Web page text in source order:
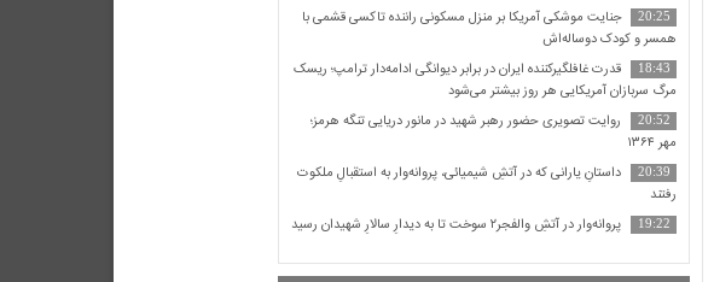
20:25
جنایت موشکی آمریکا بر منزل مسکونی راننده تاکسی قشمی با
همسر و کودک دوساله‌اش
18:43
قدرت غافلگیرکننده ایران در برابر دیوانگی ادامه‌دار ترامپ؛ ریسک
مرگ سربازان آمریکایی هر روز بیشتر می‌شود
20:52
روایت تصویری حضور رهبر شهید در مانور دریایی تنگه هرمز؛
مهر ۱۳۶۴
20:39
داستانِ یارانی که در آتشِ شیمیائی، پروانه‌وار به استقبالِ ملکوت
رفتند
19:22 پروانه‌وار در آتشِ والفجر۲ سوخت تا به دیدارِ سالارِ شهیدان رسید